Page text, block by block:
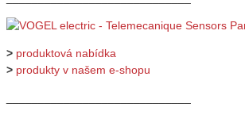
> produktová nabídka
> produkty v našem e-shopu